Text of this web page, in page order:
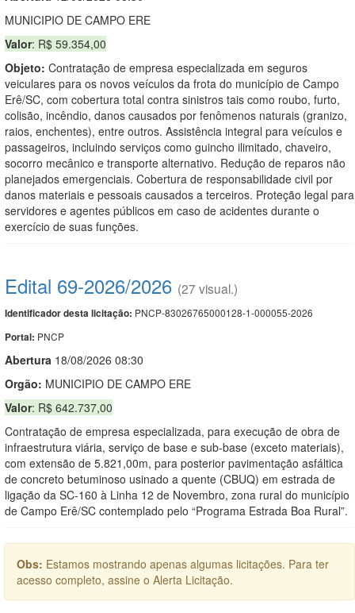
MUNICIPIO DE CAMPO ERE
Valor: R$ 59.354,00
Objeto: Contratação de empresa especializada em seguros
veiculares para os novos veículos da frota do município de Campo
Erê/SC, com cobertura total contra sinistros tais como roubo, furto,
colisão, incêndio, danos causados por fenômenos naturais (granizo,
raios, enchentes), entre outros. Assistência integral para veículos e
passageiros, incluindo serviços como guincho ilimitado, chaveiro,
socorro mecânico e transporte alternativo. Redução de reparos não
planejados emergenciais. Cobertura de responsabilidade civil por
danos materiais e pessoais causados a terceiros. Proteção legal para
servidores e agentes públicos em caso de acidentes durante o
exercício de suas funções.
Edital 69-2026/2026 (27 visual.)
Identificador desta licitação: PNCP-83026765000128-1-000055-2026
Portal: PNCP
Abertura 18/08/2026 08:30
Orgão: MUNICIPIO DE CAMPO ERE
Valor: R$ 642.737,00
Contratação de empresa especializada, para execução de obra de
infraestrutura viária, serviço de base e sub-base (exceto materiais),
com extensão de 5.821,00m, para posterior pavimentação asfáltica
de concreto betuminoso usinado a quente (CBUQ) em estrada de
ligação da SC-160 à Linha 12 de Novembro, zona rural do município
de Campo Erê/SC contemplado pelo “Programa Estrada Boa Rural”.
Obs: Estamos mostrando apenas algumas licitações. Para ter
acesso completo, assine o Alerta Licitação.